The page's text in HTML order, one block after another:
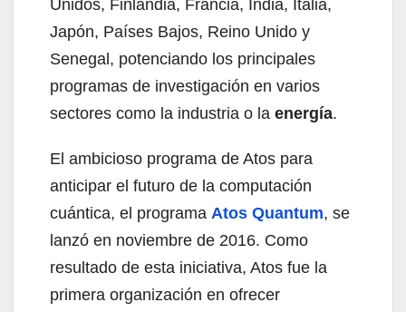
Unidos, Finlandia, Francia, India, Italia,
Japón, Países Bajos, Reino Unido y
Senegal, potenciando los principales
programas de investigación en varios
sectores como la industria o la energía.
El ambicioso programa de Atos para
anticipar el futuro de la computación
cuántica, el programa Atos Quantum, se
lanzó en noviembre de 2016. Como
resultado de esta iniciativa, Atos fue la
primera organización en ofrecer